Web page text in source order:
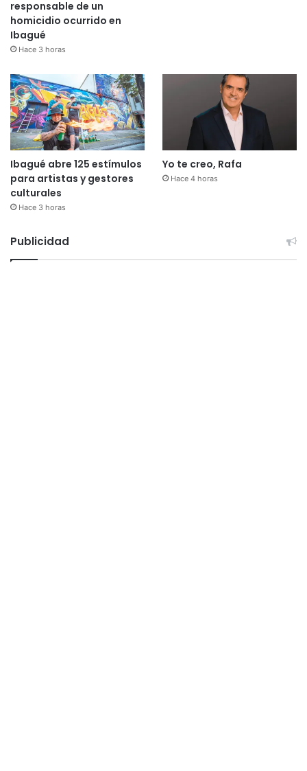
responsable de un
homicidio ocurrido en
Ibagué
Hace 3 horas
Ibagué abre 125 estímulos
para artistas y gestores
culturales
Hace 3 horas
Yo te creo, Rafa
Hace 4 horas
Publicidad